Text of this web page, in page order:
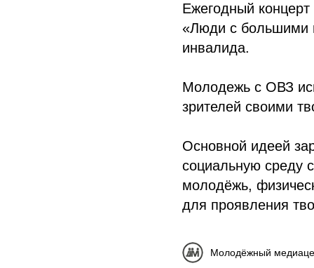
Ежегодный
«Люди с большими
инвалида.
Молодежь с ОВЗ
зрителей своими
Основной идеей
социальную среду
молодёжь,
для проявления
Молодёжный